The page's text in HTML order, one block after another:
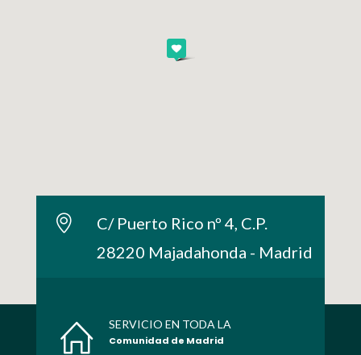
C/ Puerto Rico nº 4, C.P.
28220 Majadahonda - Madrid
SERVICIO EN TODA LA
Comunidad de Madrid